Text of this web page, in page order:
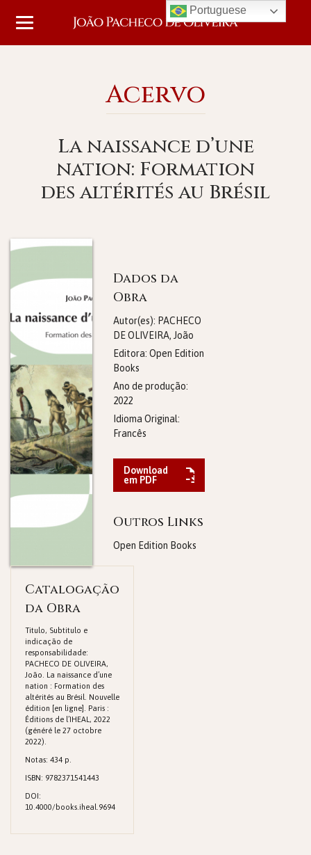
Acervo
La naissance d’une
nation: Formation
des altérités au Brésil
Dados da
Obra
Autor(es): PACHECO
DE OLIVEIRA, João
Editora: Open Edition
Books
Ano de produção:
2022
Idioma Original:
Francês
Download
em PDF
Outros Links
Open Edition Books
Catalogação
da Obra
Titulo, Subtitulo e
indicação de
responsabilidade:
PACHECO DE OLIVEIRA,
João. La naissance d’une
nation : Formation des
altérités au Brésil. Nouvelle
édition [en ligne]. Paris :
Éditions de l’IHEAL, 2022
(généré le 27 octobre
2022).
Notas: 434 p.
ISBN: 9782371541443
DOI:
10.4000/books.iheal.9694
Portuguese